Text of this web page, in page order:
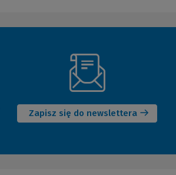
Zapisz się do newslettera
okno)